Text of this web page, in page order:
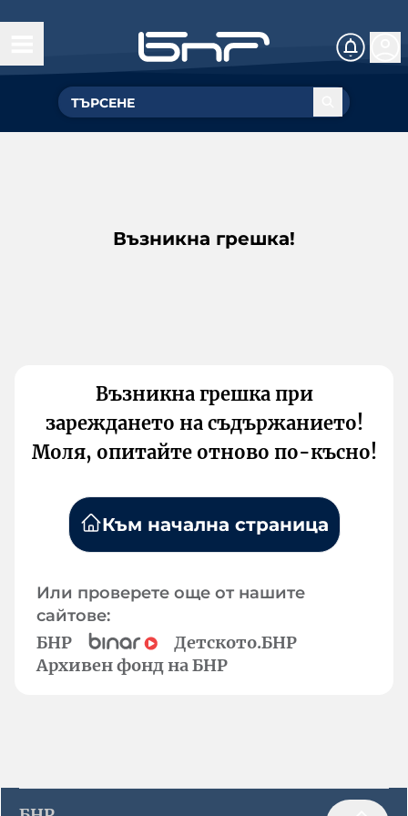
Възникна грешка!
Възникна грешка при
зареждането на съдържанието!
Моля, опитайте отново по-късно!
Към начална страница
Или проверете още от нашите
сайтове:
БНР
Детското.БНР
Архивен фонд на БНР